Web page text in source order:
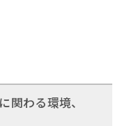
関わる環境、